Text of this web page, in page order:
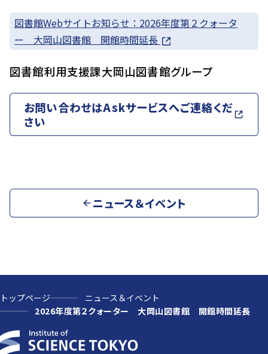
図書館Webサイトお知らせ：2026年度第２クォータ
ー 大岡山図書館 開館時間延長
図書館利用支援課大岡山図書館グループ
お問い合わせはAskサービスへご連絡くだ
さい
ニュース＆イベント
トップページ
ニュース＆イベント
2026年度第２クォーター 大岡山図書館 開館時間延長